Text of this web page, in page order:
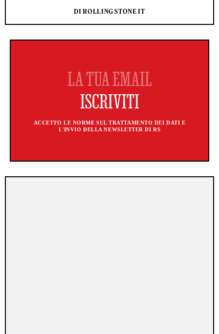
DI ROLLING STONE IT
ACCETTO LE NORME SUL TRATTAMENTO DEI DATI E
L'INVIO DELLA NEWSLETTER DI RS